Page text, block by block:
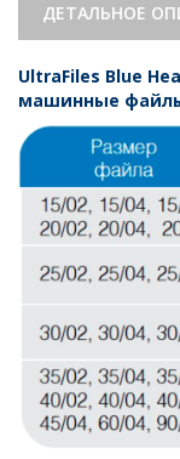
ДЕТАЛЬНОЕ
UltraFiles Blue
машинные